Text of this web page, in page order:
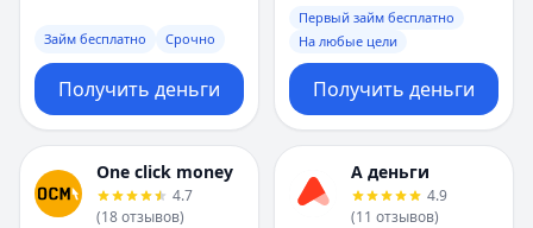
Займ бесплатно Срочно
Получить деньги
Первый займ бесплатно
На любые цели
Получить деньги
One click money
4.7
(18отзывов)
А деньги
4.9
(11 отзывов)